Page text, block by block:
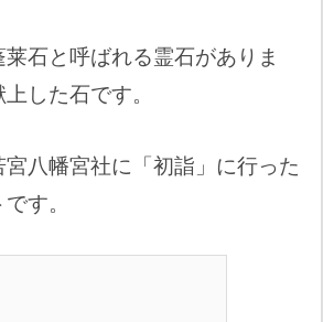
石と呼ばれる霊石がありま
した石です。
八幡宮社に「初詣」に行った
す。